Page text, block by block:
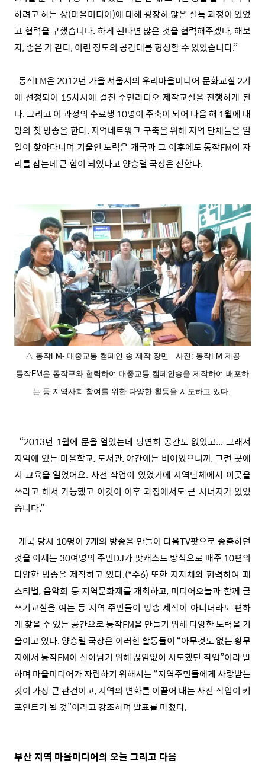
하려고 하는 상(마을미디어)에 대해 굉장히 많은 설득 과정이 있었
고 협력을 구했습니다. 하게 된다면 많은 것을 협력해주겠다, 해보
자, 좋은 거 같다, 이런 정도의 공감대를 형성할 수 있었습니다.”
동작FM은 2012년 가을 서울시의 우리마을미디어 문화교실 2기
에 선정되어 15차시에 걸친 주민라디오 제작교실을 진행하게 된
다. 그리고 이 과정의 수료생 10명이 주축이 되어 다음 해 1월에 대
망의 첫 방송을 한다. 지역네트워크 구축을 위해 지역 단체들을 일
일이 찾아다니며 기울인 노력은 개국과 그 이후에도 동작FM이 자
리를 잡는데 큰 힘이 되었다고 양승렬 국정은 전한다.
△ 동작FM- 대중교통 캠페인 송 제작 장면 사진: 동작FM 제공
동작FM은 동작구와 협력하여 대중교통 캠페인송을 제작하여 배포하
는 등 지역사회 참여를 위한 다양한 활동을 시도하고 있다.
“2013년 1월에 문을 열었는데 당연히 공간도 없었고... 그래서
지역에 있는 마을학교, 도서관, 야간에는 비어있으니까, 그런 곳에
서 교육을 열었어요. 사전 작업이 있었기에 지역단체에서 이곳을
쓰라고 해서 가능했고 이것이 이후 과정에서도 큰 시너지가 있었
습니다.”
개국 당시 10명이 7개의 방송을 만들어 다음TV팟으로 송출하던
것을 이제는 30여명의 주민DJ가 팟캐스트 방식으로 매주 10편의
다양한 방송을 제작하고 있다.(*주6) 또한 지자체와 협력하여 페
스티벌, 음악회 등 지역문화제를 개최하고, 미디어오늘과 함께 글
쓰기교실을 여는 등 지역 주민들이 방송 제작이 아니더라도 편하
게 찾을 수 있는 공간으로 동작FM을 만들기 위해 다양한 노력을 기
울이고 있다. 양승렬 국장은 이러한 활동들이 “아무것도 없는 황무
지에서 동작FM이 살아남기 위해 끊임없이 시도했던 작업”이라 말
하며 마을미디어가 자립하기 위해서는 “지역주민들에게 사랑받는
것이 가장 큰 관건이고, 지역의 변화를 이끌어 내는 사전 작업이 키
포인트가 될 것”이라고 강조하며 발표를 마쳤다.
부산 지역 마을미디어의 오늘 그리고 다음